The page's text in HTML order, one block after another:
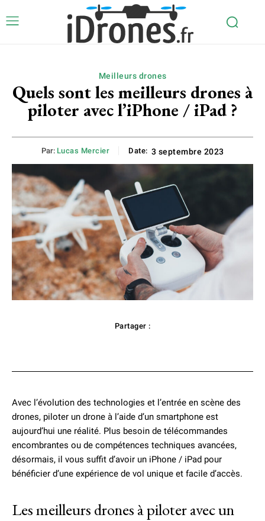
Meilleurs drones
Quels sont les meilleurs drones à
piloter avec l’iPhone / iPad ?
Par: Lucas Mercier Date: 3 septembre 2023
Partager :
Avec l’évolution des technologies et l’entrée en scène des
drones, piloter un drone à l’aide d’un smartphone est
aujourd’hui une réalité. Plus besoin de télécommandes
encombrantes ou de compétences techniques avancées,
désormais, il vous suffit d’avoir un iPhone / iPad pour
bénéficier d’une expérience de vol unique et facile d’accès.
Les meilleurs drones à piloter avec un